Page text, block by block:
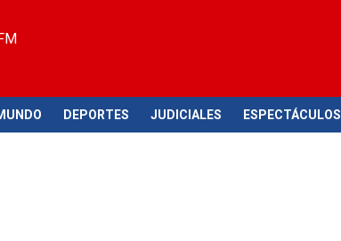
DEPORTES JUDICIALES ESPECTÁCULOS